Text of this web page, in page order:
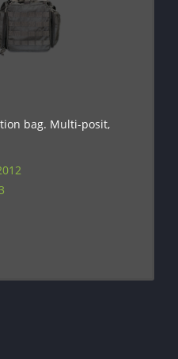
bag. Multi-posit,